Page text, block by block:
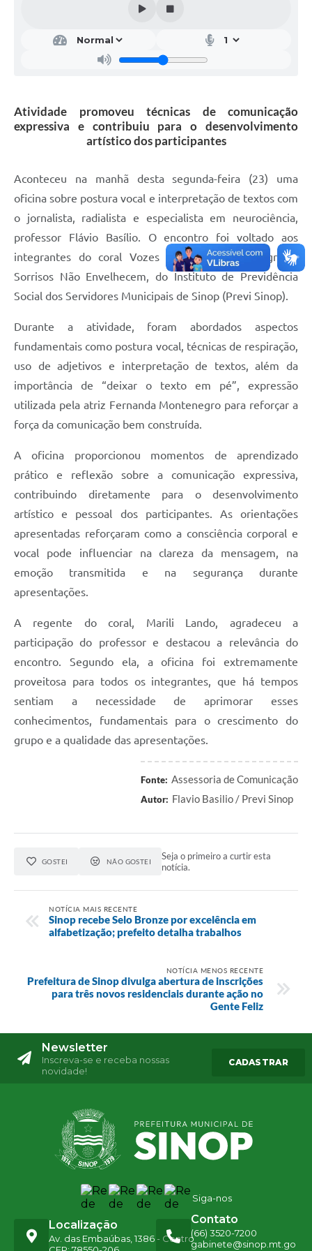
Atividade promoveu técnicas de comunicação
expressiva e contribuiu para o desenvolvimento
artístico dos participantes
Aconteceu na manhã desta segunda-feira (23) uma
oficina sobre postura vocal e interpretação de textos com
o jornalista, radialista e especialista em neurociência,
professor Flávio Basílio. O encontro foi voltado aos
integrantes do coral Vozes e Sorrisos, do programa
Sorrisos Não Envelhecem, do Instituto de Previdência
Social dos Servidores Municipais de Sinop (Previ Sinop).
Durante a atividade, foram abordados aspectos
fundamentais como postura vocal, técnicas de respiração,
uso de adjetivos e interpretação de textos, além da
importância de “deixar o texto em pé”, expressão
utilizada pela atriz Fernanda Montenegro para reforçar a
força da comunicação bem construída.
A oficina proporcionou momentos de aprendizado
prático e reflexão sobre a comunicação expressiva,
contribuindo diretamente para o desenvolvimento
artístico e pessoal dos participantes. As orientações
apresentadas reforçaram como a consciência corporal e
vocal pode influenciar na clareza da mensagem, na
emoção transmitida e na segurança durante
apresentações.
A regente do coral, Marili Lando, agradeceu a
participação do professor e destacou a relevância do
encontro. Segundo ela, a oficina foi extremamente
proveitosa para todos os integrantes, que há tempos
sentiam a necessidade de aprimorar esses
conhecimentos, fundamentais para o crescimento do
grupo e a qualidade das apresentações.
Fonte: Assessoria de Comunicação
Autor: Flavio Basilio / Previ Sinop
GOSTEI NÃO GOSTEI
Seja o primeiro a curtir esta
notícia.
NOTÍCIA MAIS RECENTE
Sinop recebe Selo Bronze por excelência em
alfabetização; prefeito detalha trabalhos
NOTÍCIA MENOS RECENTE
Prefeitura de Sinop divulga abertura de inscrições
para três novos residenciais durante ação no
Gente Feliz
Newsletter
Inscreva-se e receba nossas
novidade!
CADASTRAR
Siga-nos
Localização
Av. das Embaúbas, 1386 - Centro
Contato
(66) 3520-7200
gabinete@sinop.mt.go